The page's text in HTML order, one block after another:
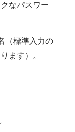
なパスワー
（標準入力の
ます）。